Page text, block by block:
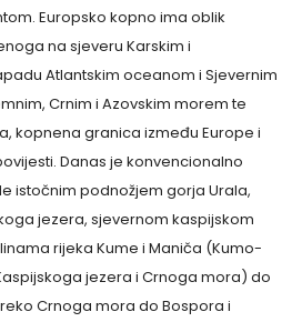
Europsko kopno ima oblik
na sjeveru Karskim i
Atlantskim oceanom i Sjevernim
Crnim i Azovskim morem te
kopnena granica između Europe i
Danas je konvencionalno
istočnim podnožjem gorja Urala,
jezera, sjevernom kaspijskom
rijeka Kume i Maniča (Kumo-
jezera i Crnoga mora) do
Crnoga mora do Bospora i